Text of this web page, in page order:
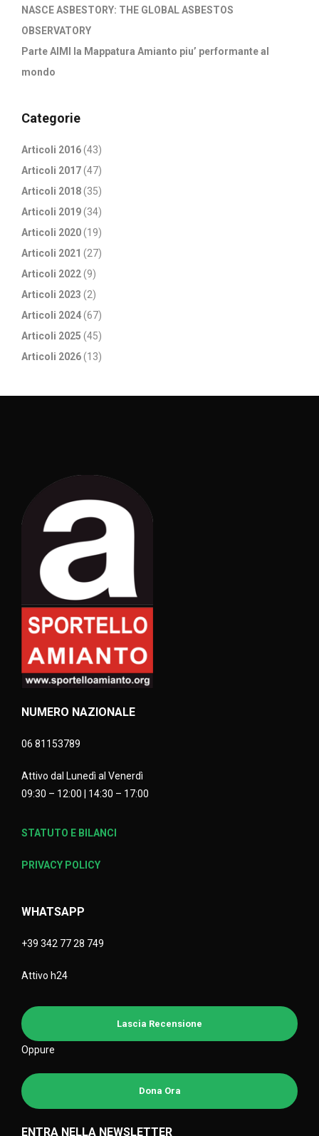
NASCE ASBESTORY: THE GLOBAL ASBESTOS
OBSERVATORY
Parte AIMI la Mappatura Amianto piu’ performante al
mondo
Categorie
Articoli 2016(43)
Articoli 2017(47)
Articoli 2018(35)
Articoli 2019(34)
Articoli 2020(19)
Articoli 2021 (27)
Articoli 2022(9)
Articoli 2023 (2)
Articoli 2024(67)
Articoli 2025 (45)
Articoli 2026(13)
NUMERO NAZIONALE
06 81153789
Attivo dal Lunedì al Venerdì
09:30 – 12:00 | 14:30 – 17:00
STATUTO E BILANCI
PRIVACY POLICY
WHATSAPP
+39 342 77 28 749
Attivo h24
Lascia Recensione
Oppure
Dona Ora
ENTRA NELLA NEWSLETTER